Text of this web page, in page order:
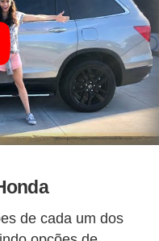
de cada um dos